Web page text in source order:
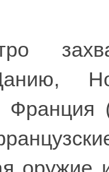
Данию,